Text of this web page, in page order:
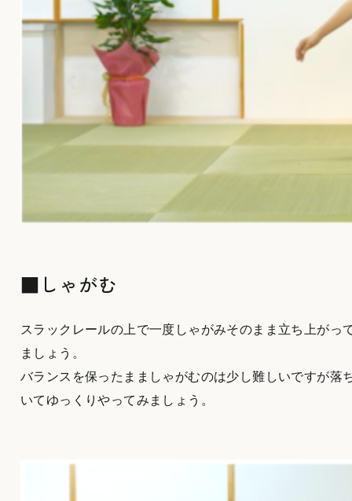
■しゃがむ
スラックレールの上で一度しゃがみそのまま立ち上がっ
ましょう。
バランスを保ったまましゃがむのは少し難しいですが落
いてゆっくりやってみましょう。